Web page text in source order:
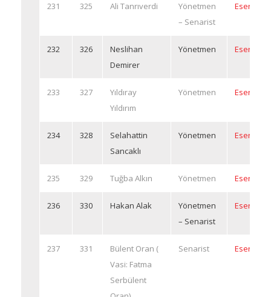
231 325 Ali Tanrıverdi
Yönetmen
– Senarist
Eserleri
232 326
Neslihan
Demirer
Yönetmen Eserleri
233 327
Yıldıray
Yıldırım
Yönetmen Eserleri
234 328
Selahattin
Sancaklı
Yönetmen Eserleri
235 329 Tuğba Alkın Yönetmen Eserleri
236 330 Hakan Alak
Yönetmen
– Senarist
Eserleri
237 331
Bülent Oran (
Vasi: Fatma
Serbülent
Senarist Eserleri